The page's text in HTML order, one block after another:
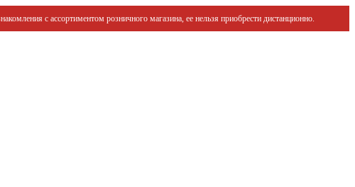
с ассортиментом розничного магазина, ее нельзя приобрести дистанционно.